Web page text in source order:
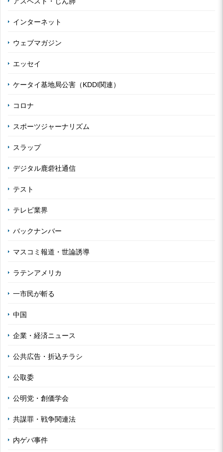
インターネット
ウェブマガジン
エッセイ
ケータイ基地局公害（KDDI関連）
コロナ
スポーツジャーナリズム
スラップ
デジタル鹿砦社通信
テスト
テレビ業界
バックナンバー
マスコミ報道・世論誘導
ラテンアメリカ
一市民が斬る
中国
企業・経済ニュース
公共広告・折込チラシ
公取委
公明党・創価学会
共謀罪・戦争関連法
内ゲバ事件